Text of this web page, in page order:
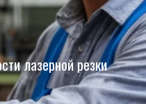
лазерной резки